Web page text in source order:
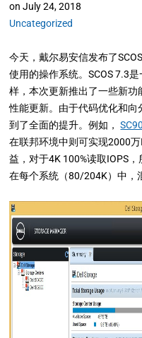
on July 24, 2018
Uncategorized
今天，戴尔易安信发布了
使用的操作系统。SCOS 7.3
样，本次更新推出了一些新
性能更新。由于代码优化和向
到了全面的提升。例如，
在联邦环境中则可实现2000
益，对于4K 100%读取IOPS
在每个系统（80/204K）中，